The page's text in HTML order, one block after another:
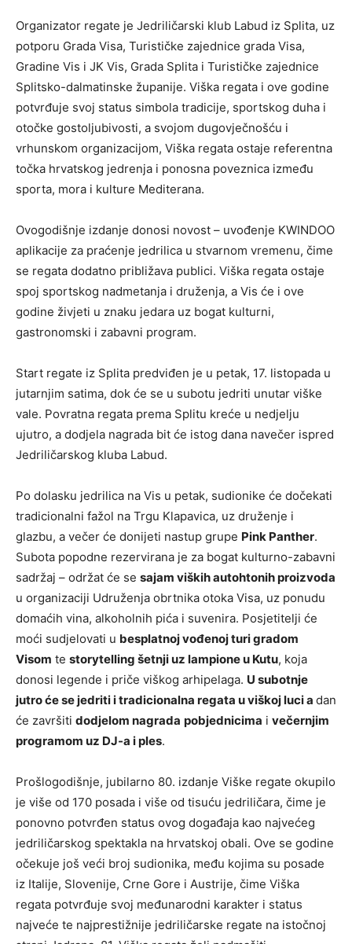
Organizator regate je Jedriličarski klub Labud iz Splita, uz
potporu Grada Visa, Turističke zajednice grada Visa,
Gradine Vis i JK Vis, Grada Splita i Turističke zajednice
Splitsko-dalmatinske županije. Viška regata i ove godine
potvrđuje svoj status simbola tradicije, sportskog duha i
otočke gostoljubivosti, a svojom dugovječnošću i
vrhunskom organizacijom, Viška regata ostaje referentna
točka hrvatskog jedrenja i ponosna poveznica između
sporta, mora i kulture Mediterana.
Ovogodišnje izdanje donosi novost – uvođenje KWINDOO
aplikacije za praćenje jedrilica u stvarnom vremenu, čime
se regata dodatno približava publici. Viška regata ostaje
spoj sportskog nadmetanja i druženja, a Vis će i ove
godine živjeti u znaku jedara uz bogat kulturni,
gastronomski i zabavni program.
Start regate iz Splita predviđen je u petak, 17. listopada u
jutarnjim satima, dok će se u subotu jedriti unutar viške
vale. Povratna regata prema Splitu kreće u nedjelju
ujutro, a dodjela nagrada bit će istog dana navečer ispred
Jedriličarskog kluba Labud.
Po dolasku jedrilica na Vis u petak, sudionike će dočekati
tradicionalni fažol na Trgu Klapavica, uz druženje i
glazbu, a večer će donijeti nastup grupe Pink Panther.
Subota popodne rezervirana je za bogat kulturno-zabavni
sadržaj – održat će se sajam viških autohtonih proizvoda
u organizaciji Udruženja obrtnika otoka Visa, uz ponudu
domaćih vina, alkoholnih pića i suvenira. Posjetitelji će
moći sudjelovati u besplatnoj vođenoj turi gradom
Visom te storytelling šetnji uz lampione u Kutu, koja
donosi legende i priče viškog arhipelaga. U subotnje
jutro će se jedriti i tradicionalna regata u viškoj luci a dan
će završiti dodjelom nagrada pobjednicima i večernjim
programom uz DJ-a i ples.
Prošlogodišnje, jubilarno 80. izdanje Viške regate okupilo
je više od 170 posada i više od tisuću jedriličara, čime je
ponovno potvrđen status ovog događaja kao najvećeg
jedriličarskog spektakla na hrvatskoj obali. Ove se godine
očekuje još veći broj sudionika, među kojima su posade
iz Italije, Slovenije, Crne Gore i Austrije, čime Viška
regata potvrđuje svoj međunarodni karakter i status
najveće te najprestižnije jedriličarske regate na istočnoj